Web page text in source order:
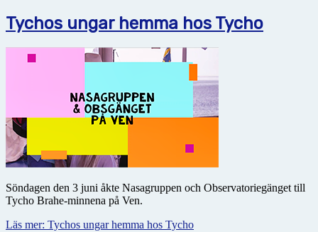
Tychos ungar hemma hos Tycho
Söndagen den 3 juni åkte Nasagruppen och Observatoriegänget till
Tycho Brahe-minnena på Ven.
Läs mer: Tychos ungar hemma hos Tycho